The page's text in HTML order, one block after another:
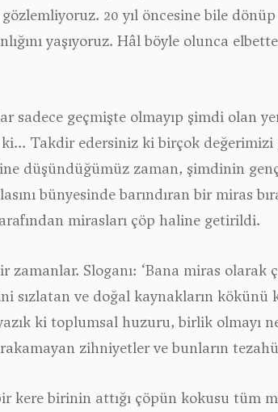
20 yıl öncesine bile
yaşıyoruz. Hâl böyle olunca
sadece geçmişte olmayıp şimdi
Takdir edersiniz ki birçok değerimizi
düşündüğümüz zaman, şimdinin
bünyesinde barındıran bir miras
mirasları çöp haline getirildi.
zamanlar. Sloganı: ‘Bana miras
sızlatan ve doğal kaynakların
ki toplumsal huzuru, birlik olmayı
zihniyetler ve bunların
kere birinin attığı çöpün kokusu tüm